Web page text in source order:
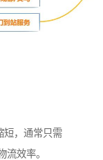
短，通常只需
流效率。